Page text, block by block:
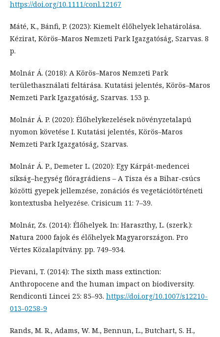
https://doi.org/10.1111/conl.12167
Máté, K., Bánfi, P. (2023): Kiemelt élőhelyek lehatárolása.
Kézirat, Körös–Maros Nemzeti Park Igazgatóság, Szarvas. 8
p.
Molnár Á. (2018): A Körös–Maros Nemzeti Park
területhasználati feltárása. Kutatási jelentés, Körös–Maros
Nemzeti Park Igazgatóság, Szarvas. 153 p.
Molnár Á. P. (2020): Élőhelykezelések növényzetalapú
nyomon követése I. Kutatási jelentés, Körös–Maros
Nemzeti Park Igazgatóság, Szarvas.
Molnár Á. P., Demeter L. (2020): Egy Kárpát-medencei
síkság–hegység flóragrádiens – A Tisza és a Bihar-csúcs
közötti gyepek jellemzése, zonációs és vegetációtörténeti
kontextusba helyezése. Crisicum 11: 7–39.
Molnár, Zs. (2014): Élőhelyek. In: Haraszthy, L. (szerk.):
Natura 2000 fajok és élőhelyek Magyarországon. Pro
Vértes Közalapítvány. pp. 749–934.
Pievani, T. (2014): The sixth mass extinction:
Anthropocene and the human impact on biodiversity.
Rendiconti Lincei 25: 85–93. https://doi.org/10.1007/s12210-
013-0258-9
Rands, M. R., Adams, W. M., Bennun, L., Butchart, S. H.,